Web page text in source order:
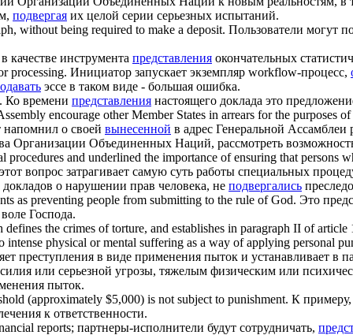
подвергая их целой серии серьезных испытаний.
without being required to make a deposit. Пользователи могут
качестве инструмента представления окончательных
processing. Инициатор запускает экземпляр workflow-процесс,
эссе в таком виде - большая ошибка.
Ко времени представления настоящего доклада это
encourage other Member States in arrears for the
о своей вынесенной в адрес Генеральной
Организации Объединенных Наций, рассмотреть
and underlined the importance of ensuring that persons
вопрос затрагивает самую суть работы специальных
о нарушении прав человека, не подвергались
as preventing people from submitting to the rule of God. Это
воле Господа.
the crimes of torture, and establishes in paragraph II of article
physical or mental suffering as a way of applying personal
преступления в виде применения пыток и устанавливает в
или серьезной угрозы, тяжелым физическим или
пыток.
(approximately $5,000) is not subject to punishment. К примеру,
к ответственности.
reports; партнеры-исполнители будут сотрудничать,